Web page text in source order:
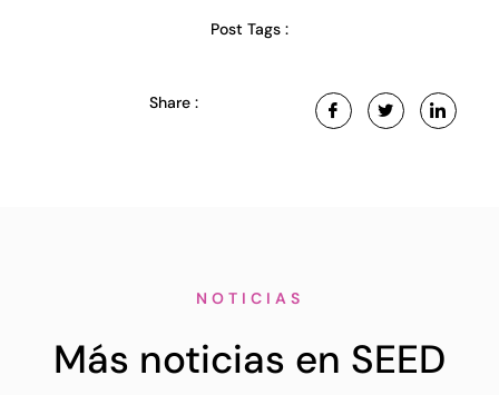
Post Tags :
Share :
NOTICIAS
Más noticias en SEED